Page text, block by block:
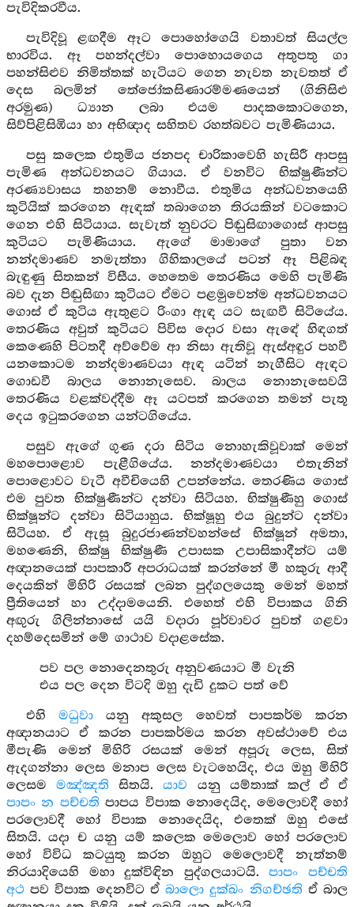
පැවිදිකරවීය.
පැවිදිවූ ළඟදීම ඈට පොහෝගෙයි වතාවත් සියල්ල
භාරවිය. ඈ පහන්දල්වා පොහොයගෙය අතුපතු ගා
පහන්සිළුව නිමිත්තක් හැටියට ගෙන නැවත නැවතත් ඒ
දෙස බලමින් තේජෝකසිණාරම්මණයෙන් (ගිනිසිළු
අරමුණ) ධ්‍යාන ලබා එයම පාදකකොටගෙන,
සිව්පිළිසිඹියා හා අභිඥාද සහිතව රහත්බවට පැමිණියාය.
පසු කලෙක එතුමිය ජනපද චාරිකාවෙහි හැසිරී ආපසු
පැමිණ අන්ධවනයට ගියාය. ඒ වනවිට භික්ෂුණීන්ට
අරණ්‍යවාසය තහනම් නොවීය. එතුමිය අන්ධවනයෙහි
කුටියික් කරගෙන ඇඳක් තබාගෙන තිරයකින් වටකොට
ගෙන එහි සිටියාය. සැවැත් නුවරට පිඬුසිඟාගොස් ආපසු
කුටියට පැමිණියාය. ඇගේ මාමාගේ පුතා වන
නන්දමාණව නමැත්තා ගිහිකාලයේ පටන් ඈ පිළිබඳ
බැඳුණු සිතකන් විසීය. හෙතෙම තෙරණිය මෙහි පැමිණි
බව දැන පිඬුසිඟා කුටියට ඒමට පළමුවෙන්ම අන්ධවනයට
ගොස් ඒ කුටිය ඇතුළට රිංගා ඇඳ යට සැඟවී සිටියේය.
තෙරණිය අවුත් කුටියට පිවිස දොර වසා ඇඳේ හිඳගත්
කෙණෙහි පිටතදී අව්වේම ආ නිසා ඇතිවූ ඇස්අඳුර පහවී
යනකොටම නන්දමාණවයා ඇඳ යටින් නැගීසිට ඇඳට
ගොඩවී බාලය නොනැසෙව. බාලය නොනැසෙවයි
තෙරණිය වළක්වද්දීම ඈ යටපත් කරගෙන තමන් පැතූ
දෙය ඉටුකරගෙන යන්ටගියේය.
පසුව ඇගේ ගුණ දරා සිටිය නොහැකිවූවාක් මෙන්
මහපොළොව පැළීගියේය. නන්දමාණවයා එතැනින්
පොළොවට වැටී අවීචියෙහි උපන්නේය. තෙරණිය ගොස්
එම පුවත භික්ෂුණීන්ට දන්වා සිටියහ. භික්ෂුණීහු ගොස්
භික්ෂූන්ට දන්වා සිටියාහුය. භික්ෂූහු එය බුදුන්ට දන්වා
සිටියහ. ඒ ඇසූ බුදුරජාණන්වහන්සේ භික්ෂූන් අමතා,
මහණෙනි, භික්ෂු භික්ෂුණී උපාසක උපාසිකාදීන්ට යම්
අඥානයෙක් පාපකාරී අපරාධයක් කරන්නේ මී හකුරු ආදී
දෙයකින් මිහිරි රසයක් ලබන පුද්ගලයෙකු මෙන් මහත්
ප්‍රීතියෙන් හා උද්දාමයෙනි. එහෙත් එහි විපාකය ගිනි
අඟුරු ගිලින්නාසේ යයි වදාරා පූර්වාවර පුවත් ගළවා
දහම්දෙසමින් මේ ගාථාව වදාළසේක.
පව පල නොදෙනතුරු අනුවණයාට මී වැනි
එය පල දෙන විටදි ඔහු දැඩි දුකට පත් වේ
එහි මධුවායනු අකුසල හෙවත් පාපකර්ම කරන
අඥානයාට ඒ කරන පාපකර්මය කරන අවස්ථාවේ එය
මීපැණි මෙන් මිහිරි රසයක් මෙන් අපූරු ලෙස, සිත්
ඇදගන්නා ලෙස මනාප ලෙස වැටහෙයිද, එය ඔහු මිහිරි
ලෙසමමඤ්ඤති සිතයි.යාව යනු යම්තාක් කල් ඒ ඒ
පාපං න පච්චතිපාපය විපාක නොදෙයිද, මෙලොවදී හෝ
පරලොවදී හෝ විපාක නොදෙයිද, එතෙක් ඔහු එසේ
සිතයි. යදා ච යනු යම් කලෙක මෙලොව හෝ පරලොව
හෝ විවිධ කටයුතු කරන ඔහුට මෙලොවදී නැත්නම්
නිරයාදියෙහි මහා දුක්විඳින පුද්ගලයාටයි.පාපං පච්චති
අථ පව විපාක දෙනවිට ඒබාලො දුක්ඛං නිගච්ඡති ඒ බාල